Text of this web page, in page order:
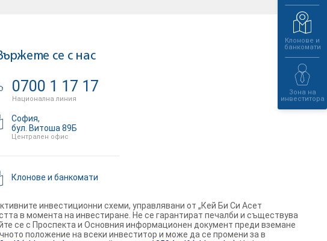
Клонове и
банкомати
Зона на
инвеститора
се с нас
0700 1 17 17
Национална линия
София,
бул. Витоша 89Б
Централен офис
Клонове и банкомати
инвестиционни схеми, управлявани от „Кей Би Си Асет
в момента на инвестиране. Не се гарантират печалби и съществува
се с Проспекта и Основния информационен документ преди вземане
положение на всеки инвеститор и може да се промени за в